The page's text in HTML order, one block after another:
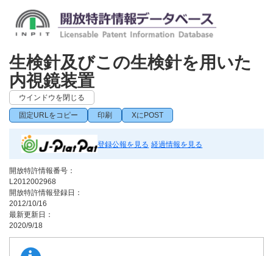
生検針及びこの生検針を用いた
内視鏡装置
ウインドウを閉じる
固定URLをコピー 印刷 XにPOST
登録公報を見る 経過情報を見る
開放特許情報番号：
L2012002968
開放特許情報登録日：
2012/10/16
最新更新日：
2020/9/18